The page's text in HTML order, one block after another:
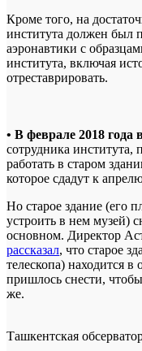
Кроме того, на
института должен был
аэронавтики с
института, включая
отреставрировать.
• В феврале 2018 года
сотрудника института,
работать в старом
которое сдадут к
Но старое здание (его
устроить в нем музей)
основном. Директор
рассказал, что старое
телескопа) находится
пришлось снести,
же.
Ташкентская